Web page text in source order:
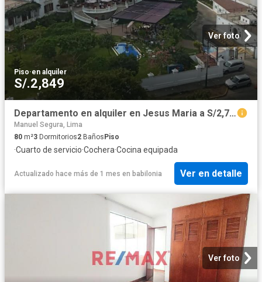
Ver foto
Piso·en alquiler
S/.2,849
Departamento en alquiler en Jesus Maria a S/2,700 al mes
Manuel Segura, Lima
80 m²3 Dormitorios2 Baños Piso
·Cuarto de servicio·Cochera·Cocina equipada
Actualizado hace más de 1 mes en babilonia Ver en detalle
Ver foto